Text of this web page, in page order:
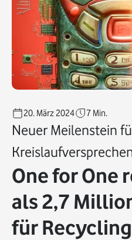
20. März 2024 7 Min.
Neuer Meilenstein
One for One
als 2,7
für Recycling